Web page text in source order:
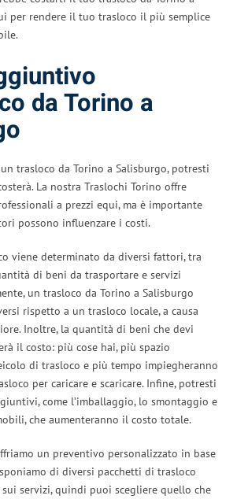
per rendere il tuo trasloco il più semplice
da Torino a
trasloco da Torino a Salisburgo, potresti
La nostra Traslochi Torino offre
a prezzi equi, ma è importante
possono influenzare i costi.
viene determinato da diversi fattori, tra
di beni da trasportare e servizi
un trasloco da Torino a Salisburgo
rispetto a un trasloco locale, a causa
Inoltre, la quantità di beni che devi
il costo: più cose hai, più spazio
di trasloco e più tempo impiegheranno
per caricare e scaricare. Infine, potresti
come l’imballaggio, lo smontaggio e
che aumenteranno il costo totale.
un preventivo personalizzato in base
di diversi pacchetti di trasloco
servizi, quindi puoi scegliere quello che